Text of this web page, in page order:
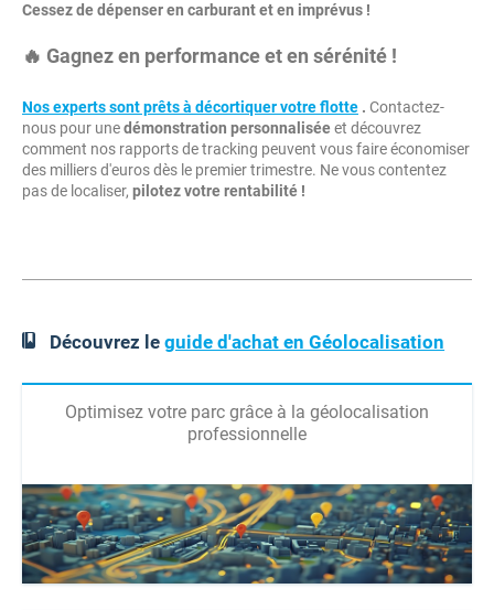
Cessez de dépenser en carburant et en imprévus !
🔥 Gagnez en performance et en sérénité !
Nos experts sont prêts à décortiquer votre flotte . Contactez-
nous pour unedémonstration personnaliséeet découvrez
comment nos rapports de tracking peuvent vous faire économiser
des milliers d'euros dès le premier trimestre. Ne vous contentez
pas de localiser, pilotez votre rentabilité !
Découvrez leguide d'achat en Géolocalisation
Optimisez votre parc grâce à la géolocalisation
professionnelle